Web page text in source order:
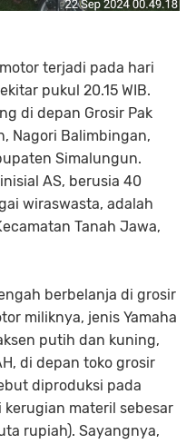
terjadi pada hari
pukul 20.15 WIB.
di depan Grosir Pak
Nagori Balimbingan,
Simalungun.
AS, berusia 40
wiraswasta, adalah
Tanah Jawa,
berbelanja di grosir
miliknya, jenis Yamaha
putih dan kuning,
di depan toko grosir
diproduksi pada
materil sebesar
rupiah). Sayangnya,